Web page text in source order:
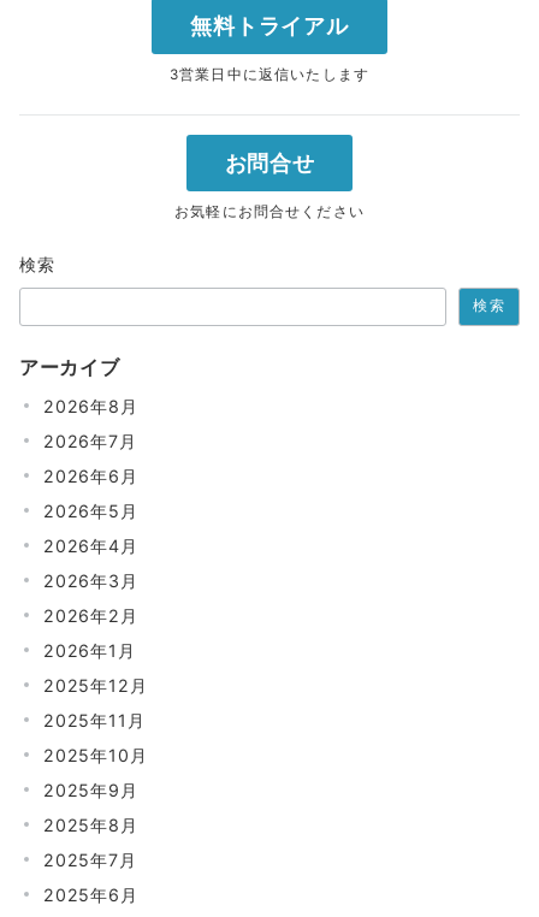
無料トライアル
3営業日中に返信いたします
お問合せ
お気軽にお問合せください
検索
検索
アーカイブ
2026年8月
2026年7月
2026年6月
2026年5月
2026年4月
2026年3月
2026年2月
2026年1月
2025年12月
2025年11月
2025年10月
2025年9月
2025年8月
2025年7月
2025年6月